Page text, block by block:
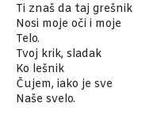
Ti znaš da taj grešnik
Nosi moje oči i moje
Telo.
Tvoj krik, sladak
Ko lešnik
Čujem, iako je sve
Naše svelo.